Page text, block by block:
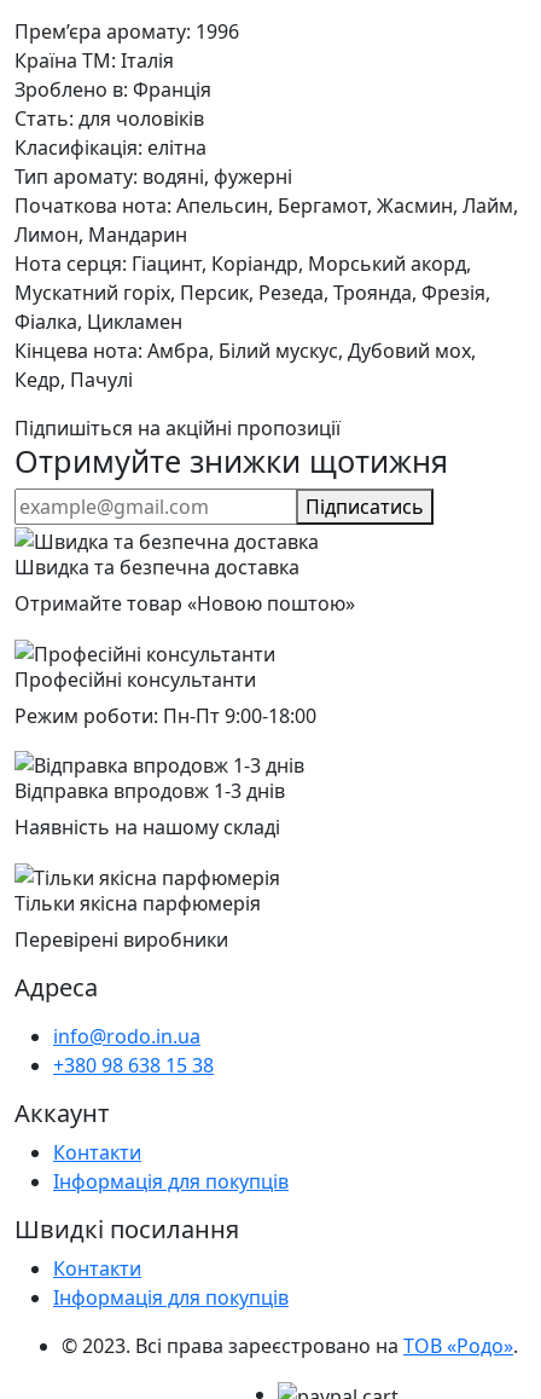
Прем’єра аромату: 1996
Країна ТМ: Італія
Зроблено в: Франція
Стать: для чоловіків
Класифікація: елітна
Тип аромату: водяні, фужерні
Початкова нота: Апельсин, Бергамот, Жасмин, Лайм,
Лимон, Мандарин
Нота серця: Гіацинт, Коріандр, Морський акорд,
Мускатний горіх, Персик, Резеда, Троянда, Фрезія,
Фіалка, Цикламен
Кінцева нота: Амбра, Білий мускус, Дубовий мох,
Кедр, Пачулі
Підпишіться на акційні пропозиції
Отримуйте знижки щотижня
Підписатись
Швидка та безпечна доставка
Отримайте товар «Новою поштою»
Професійні консультанти
Режим роботи: Пн-Пт 9:00-18:00
Відправка впродовж 1-3 днів
Наявність на нашому складі
Тільки якісна парфюмерія
Перевірені виробники
Адреса
info@rodo.in.ua
+380 98 638 15 38
Аккаунт
Контакти
Інформація для покупців
Швидкі посилання
Контакти
Інформація для покупців
© 2023. Всі права зареєстровано на ТОВ «Родо».